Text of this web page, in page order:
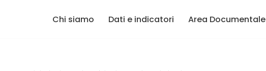
Chi siamo Dati e indicatori Area Documentale